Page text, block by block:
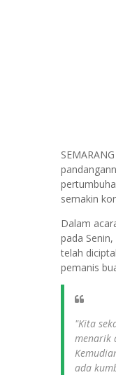
semakin
Dalam
pada
telah
pemanis
"Kita
menarik
ada